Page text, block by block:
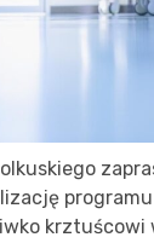
krztuścowi